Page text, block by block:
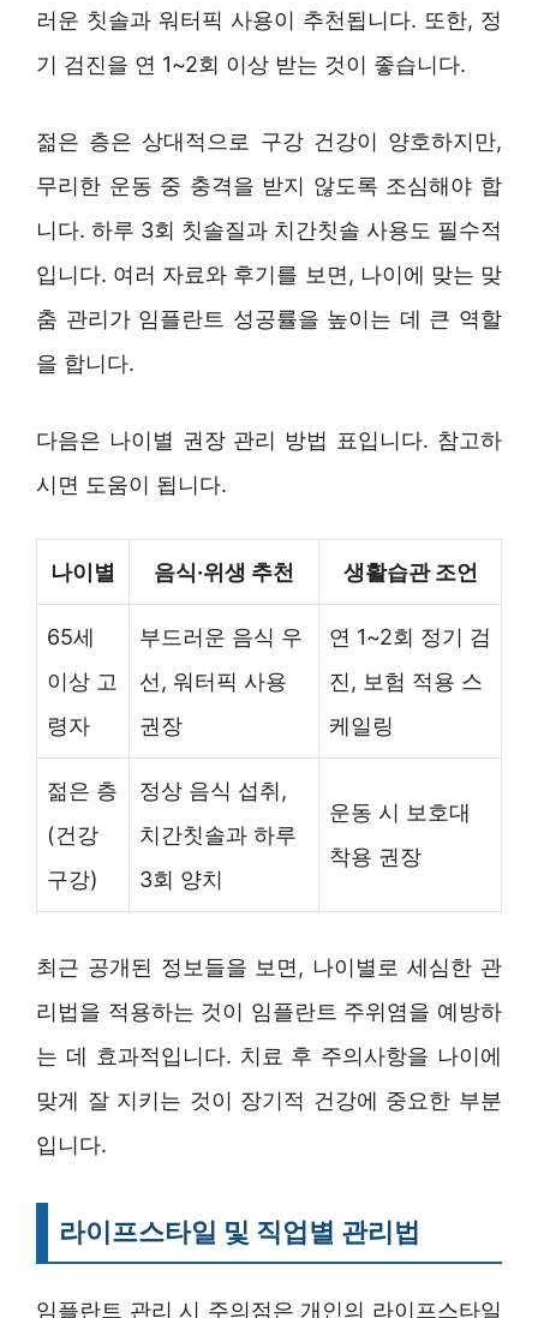
러운 칫솔과 워터픽 사용이 추천됩니다. 또한, 정
기 검진을 연 1~2회 이상 받는 것이 좋습니다.
젊은 층은 상대적으로 구강 건강이 양호하지만,
무리한 운동 중 충격을 받지 않도록 조심해야 합
니다. 하루 3회 칫솔질과 치간칫솔 사용도 필수적
입니다. 여러 자료와 후기를 보면, 나이에 맞는 맞
춤 관리가 임플란트 성공률을 높이는 데 큰 역할
을 합니다.
다음은 나이별 권장 관리 방법 표입니다. 참고하
시면 도움이 됩니다.
나이별 음식·위생 추천 생활습관 조언
65세
이상 고
령자
부드러운 음식 우
선, 워터픽 사용
권장
연 1~2회 정기 검
진, 보험 적용 스
케일링
젊은 층
(건강
구강)
정상 음식 섭취,
치간칫솔과 하루
3회 양치
운동 시 보호대
착용 권장
최근 공개된 정보들을 보면, 나이별로 세심한 관
리법을 적용하는 것이 임플란트 주위염을 예방하
는 데 효과적입니다. 치료 후 주의사항을 나이에
맞게 잘 지키는 것이 장기적 건강에 중요한 부분
입니다.
라이프스타일 및 직업별 관리법
임플란트 관리 시 주의점은 개인의 라이프스타일